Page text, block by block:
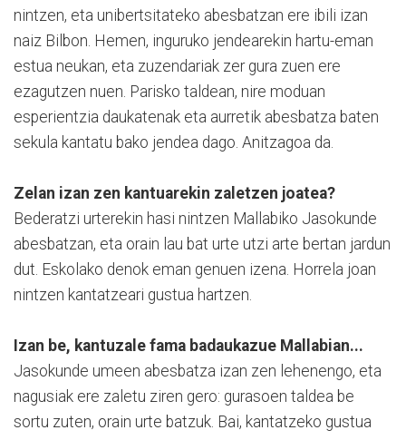
nintzen, eta unibertsitateko abesbatzan ere ibili izan
naiz Bilbon. Hemen, inguruko jendearekin hartu-eman
estua neukan, eta zuzendariak zer gura zuen ere
ezagutzen nuen. Parisko taldean, nire moduan
esperientzia daukatenak eta aurretik abesbatza baten
sekula kantatu bako jendea dago. Anitzagoa da.
Zelan izan zen kantuarekin zaletzen joatea?
Bederatzi urterekin hasi nintzen Mallabiko Jasokunde
abesbatzan, eta orain lau bat urte utzi arte bertan jardun
dut. Eskolako denok eman genuen izena. Horrela joan
nintzen kantatzeari gustua hartzen.
Izan be, kantuzale fama badaukazue Mallabian...
Jasokunde umeen abesbatza izan zen lehenengo, eta
nagusiak ere zaletu ziren gero: gurasoen taldea be
sortu zuten, orain urte batzuk. Bai, kantatzeko gustua